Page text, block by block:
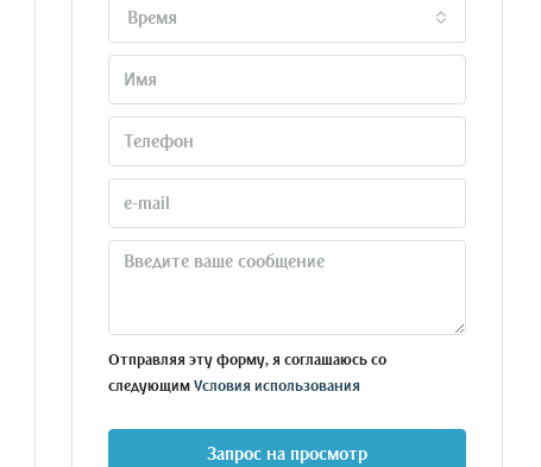
Время
Отправляя эту форму, я соглашаюсь со
следующим Условия использования
Запрос на просмотр